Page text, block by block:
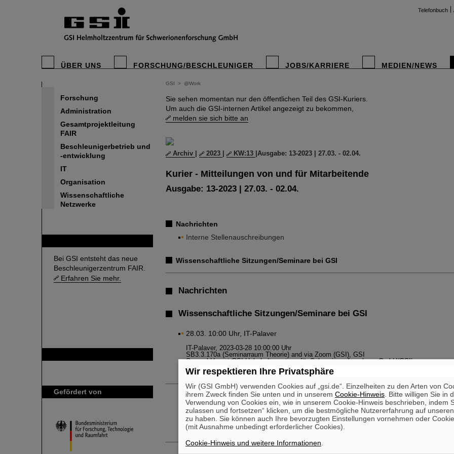
Telefonbuch
ÜBER UNS FORSCHUNG/BESCHLEUNIGER JOBS/KARRIERE MEDIEN/NEWS
Forschung
Administration
Gesamtprojektleitung
FAIR
Beschleunigerbetrieb und
-entwicklung
IT
Organisation
Wissenschaftliche
Netzwerke
Bei GSI entsteht das neue
Beschleunigerzentrum FAIR.
Erfahren Sie mehr.
Gefördert von
GSI > @Work
Sie sehen momentan nur den öffentlichen Teil des GSI-Kuriers.
Um auch die GSI-internen Artikel angezeigt zu bekommen,
melden sie sich bitte an
Archiv 2023 KW:13 Ausgabe: 13-2023 | 27.03. - 02.04.
Kurier - Mitteilungen von und für Mitarbeitende
Ausgabe: 13-2023 | 27.03. - 02.04.
Nachrichten
Interne Stellenauschreibungen
Wissenschaftliche Sitzungen/Seminare bei GSI
Nachrichten
Wissenschaftliche Sitzungen/Seminare bei GSI
28.03. 10:00 Uhr, IT-Palaver
IT-Palaver, 2023-03-28 10:00:00 Uhr
SB3.3.170a (Seminarraum Theorie) and via Zoom (GSI), GSI
Samuel Hasert GSI Helmholtzzentrum für Schwerionenforschung GmbH(GSI)
Integration der Kommunikationsplattform Mattermost mit IT-Services
30.03. 14:00 Uhr, Biophysics Seminar
Biophysics Seminar, 2023-03-30 14:00:00 Uhr
Lecture hall Theory SB3 3.170a, GSI Helmholtzzentrum für Schwerionenforschung,
Marie Vanstalle IPHC - Université de Strasbourg
Short-lived radioactive 8Li and 8He ions for therapy
Wir respektieren Ihre Privatsphäre
Wir (GSI GmbH) verwenden Cookies auf „gsi.de“. Einzelheiten zu den Arten von
ihrem Zweck finden Sie unten und in unserem Cookie-Hinweis . Bitte willigen Sie in
Verwendung von Cookies ein, wie in unserem Cookie-Hinweis beschrieben, indem
zulassen und fortsetzen“ klicken, um die bestmögliche Nutzererfahrung auf
zu haben. Sie können auch Ihre bevorzugten Einstellungen vornehmen oder
(mit Ausnahme unbedingt erforderlicher Cookies).
Cookie-Hinweis und weitere Informationen